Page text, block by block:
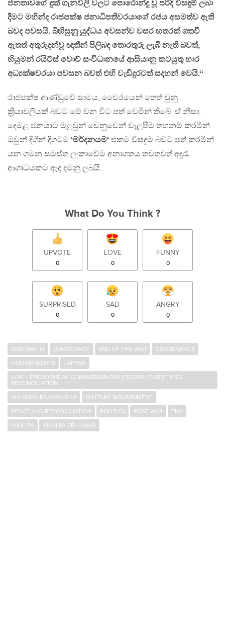
ජනතාවගේ දුක් ගැනවිලි වලට පොරොන්දු වූ පරිදි විසඳුම් ලබා
දීමට මහින්ද රාජපක්ෂ ජනාධිපතිවරයාගේ රජය අසමත්ව ඇති
බවද පවසයි. බිහිසුනු යුද්ධය අවසන්ව වසර හතරක් ගතවී
ඇතත් අතුරුදන්වූ ඥාතීන් පිලිබඳ තොරතුරු ලැබී නැති බවත්,
හියුමන් රයිට්ස් වොච් සංවිධානයේ ආසියානු කටයුතු භාර
අධ්‍යක්ෂවරයා පවසන බවත් එහි වැඩිදුරටත් සදහන් වෙයි.‘‘
රාජපක්ෂ ආණ්ඩුවේ සාමය, වෛරයෙන් තෙත් වුනු
ක්‍රියාවලියක් බවට මේ වන විට පත් වෙමින් තිබේ. ඒ නිසා,
දෙමළ ජනයාට මළවුන් වෙනුවෙන් වැලපීම තහනම් කරමින්
ඔවුන් දිගින් දිගටම ‘මර්දනයම‘ එකම විසදුම බවට පත් කරමින්
යන ගමන සමස්ත ලංකාවේම අනාගතය තවතවත් අදුරැ
ආගාධයකට ඇද දමනු ලබයි.
What Do You Think ?
UPVOTE
0
LOVE
0
FUNNY
0
SURPRISED
0
SAD
0
ANGRY
0
2013 MAY 18 DEMOCRACY END OF THE WAR
GOVERNANCE
HUMAN RIGHTS
JAFFNA
LLRC - PRESIDENTIAL COMMISSION ON LESSONS LEARNT AND
RECONCILIATION
MAHINDA RAJAPAKSHA
MILITARY GOVERNMENT
PEACE AND RECONCILIATION
POLITICS POST WAR
TNA
VIKALPA
VIKALPA SRI LANKA